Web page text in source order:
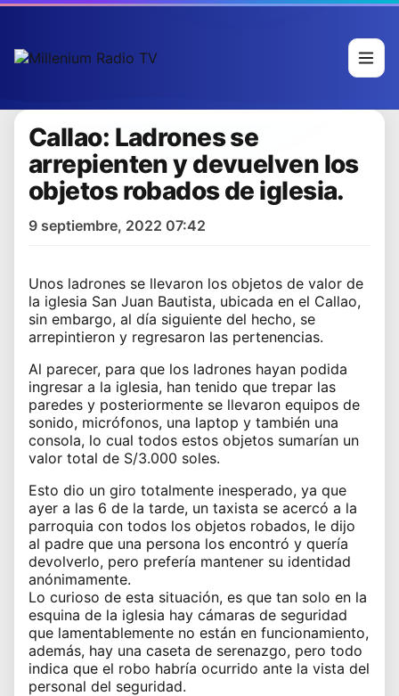
Callao: Ladrones se
arrepienten y devuelven los
objetos robados de iglesia.
9 septiembre, 2022 07:42
Unos ladrones se llevaron los objetos de valor de
la iglesia San Juan Bautista, ubicada en el Callao,
sin embargo, al día siguiente del hecho, se
arrepintieron y regresaron las pertenencias.
Al parecer, para que los ladrones hayan podida
ingresar a la iglesia, han tenido que trepar las
paredes y posteriormente se llevaron equipos de
sonido, micrófonos, una laptop y también una
consola, lo cual todos estos objetos sumarían un
valor total de S/3.000 soles.
Esto dio un giro totalmente inesperado, ya que
ayer a las 6 de la tarde, un taxista se acercó a la
parroquia con todos los objetos robados, le dijo
al padre que una persona los encontró y quería
devolverlo, pero prefería mantener su identidad
anónimamente.
Lo curioso de esta situación, es que tan solo en la
esquina de la iglesia hay cámaras de seguridad
que lamentablemente no están en funcionamiento,
además, hay una caseta de serenazgo, pero todo
indica que el robo habría ocurrido ante la vista del
personal del seguridad.